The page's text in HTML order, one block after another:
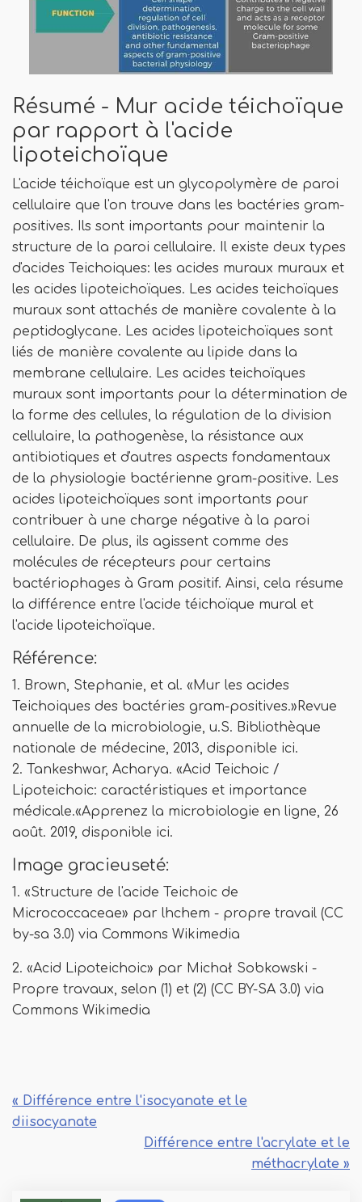
Résumé - Mur acide téichoïque
par rapport à l'acide
lipoteichoïque
L'acide téichoïque est un glycopolymère de paroi
cellulaire que l'on trouve dans les bactéries gram-
positives. Ils sont importants pour maintenir la
structure de la paroi cellulaire. Il existe deux types
d'acides Teichoiques: les acides muraux muraux et
les acides lipoteichoïques. Les acides teichoïques
muraux sont attachés de manière covalente à la
peptidoglycane. Les acides lipoteichoïques sont
liés de manière covalente au lipide dans la
membrane cellulaire. Les acides teichoïques
muraux sont importants pour la détermination de
la forme des cellules, la régulation de la division
cellulaire, la pathogenèse, la résistance aux
antibiotiques et d'autres aspects fondamentaux
de la physiologie bactérienne gram-positive. Les
acides lipoteichoïques sont importants pour
contribuer à une charge négative à la paroi
cellulaire. De plus, ils agissent comme des
molécules de récepteurs pour certains
bactériophages à Gram positif. Ainsi, cela résume
la différence entre l'acide téichoïque mural et
l'acide lipoteichoïque.
Référence:
1. Brown, Stephanie, et al. «Mur les acides
Teichoiques des bactéries gram-positives.»Revue
annuelle de la microbiologie, u.S. Bibliothèque
nationale de médecine, 2013, disponible ici.
2. Tankeshwar, Acharya. «Acid Teichoic /
Lipoteichoic: caractéristiques et importance
médicale.«Apprenez la microbiologie en ligne, 26
août. 2019, disponible ici.
Image gracieuseté:
1. «Structure de l'acide Teichoic de
Micrococcaceae» par lhchem - propre travail (CC
by-sa 3.0) via Commons Wikimedia
2. «Acid Lipoteichoic» par Michał Sobkowski -
Propre travaux, selon (1) et (2) (CC BY-SA 3.0) via
Commons Wikimedia
« Différence entre l'isocyanate et le
diisocyanate
Différence entre l'acrylate et le
méthacrylate »